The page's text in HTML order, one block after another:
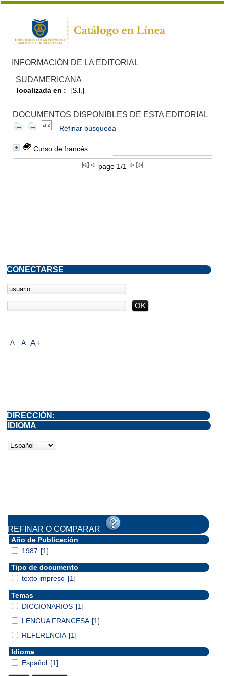
INFORMACIÓN DE LA EDITORIAL
SUDAMERICANA
localizada en : [S.l.]
DOCUMENTOS DISPONIBLES DE ESTA EDITORIAL
Refinar búsqueda
Curso de francés
page 1/1
A- A A+
CONECTARSE
DIRECCIÓN:
IDIOMA
REFINAR O COMPARAR
Año de Publicación
1987 [1]
Tipo de documento
texto impreso [1]
Temas
DICCIONARIOS [1]
LENGUA FRANCESA [1]
REFERENCIA [1]
Idioma
Español [1]